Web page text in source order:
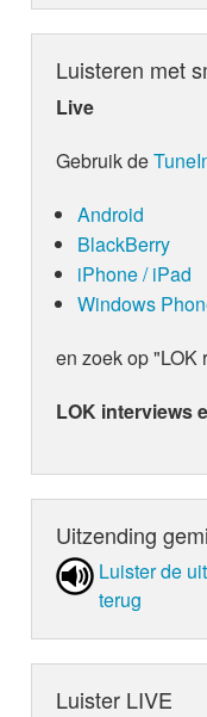
Luisteren met
Live
Gebruik de
Android
BlackBerry
iPhone / iPad
Windows
en zoek op "LOK
LOK interviews
Uitzending
Luister de
terug
Luister LIVE